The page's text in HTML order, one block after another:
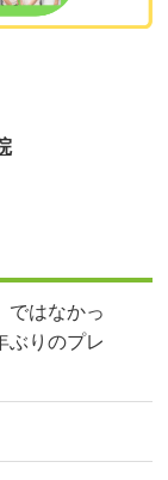
ではなかっ
ぶりのプレ